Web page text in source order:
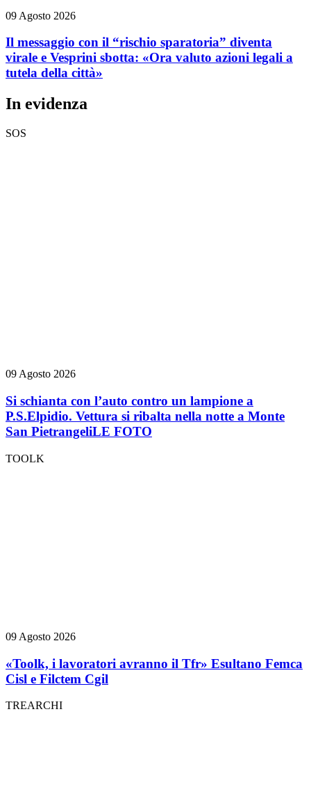
09 Agosto 2026
Il messaggio con il “rischio sparatoria” diventa
virale e Vesprini sbotta: «Ora valuto azioni legali a
tutela della città»
In evidenza
SOS
09 Agosto 2026
Si schianta con l’auto contro un lampione a
P.S.Elpidio. Vettura si ribalta nella notte a Monte
San PietrangeliLE FOTO
TOOLK
09 Agosto 2026
«Toolk, i lavoratori avranno il Tfr» Esultano Femca
Cisl e Filctem Cgil
TREARCHI